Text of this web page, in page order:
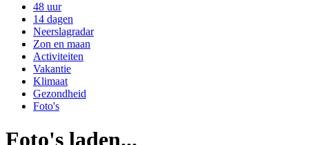
48 uur
14 dagen
Neerslagradar
Zon en maan
Activiteiten
Vakantie
Klimaat
Gezondheid
Foto's
Foto's laden...